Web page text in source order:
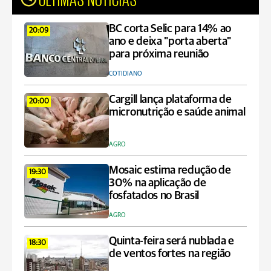
20:09
BC corta Selic para 14% ao
ano e deixa "porta aberta"
para próxima reunião
COTIDIANO
20:00
Cargill lança plataforma de
micronutrição e saúde animal
AGRO
19:30
Mosaic estima redução de
30% na aplicação de
fosfatados no Brasil
AGRO
18:30
Quinta-feira será nublada e
de ventos fortes na região